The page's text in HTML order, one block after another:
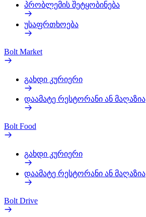
პრობლემის შეტყობინება
უსაფრთხოება
Bolt Market
გახდი კურიერი
დაამატე რესტორანი ან მაღაზია
Bolt Food
გახდი კურიერი
დაამატე რესტორანი ან მაღაზია
Bolt Drive